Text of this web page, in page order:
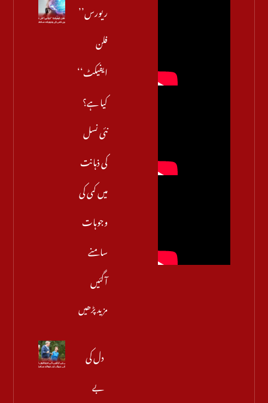
’’ریورس
فلن
ایفیکٹ‘‘
کیا ہے؟
نئی نسل
کی ذہانت
میں کمی کی
وجوہات
سامنے
آگئیں
مزید پڑھیں
دل کی
بے